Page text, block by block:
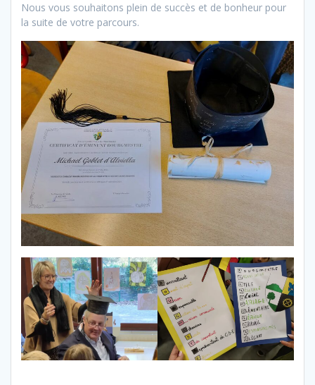
Nous vous souhaitons plein de succès et de bonheur pour
la suite de votre parcours.